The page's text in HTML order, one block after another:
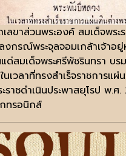
เลขาส่วนพระองค์ สมเด็จพระ
งกรณ์พระจุลจอมเกล้าเจ้าอ
ด่สมเด็จพระศรีพัชรินทรา บร
เวลาที่ทรงสำเร็จราชการแ
ะราชดำเนินประพาสยุโรป พ.
ทรอนิกส์